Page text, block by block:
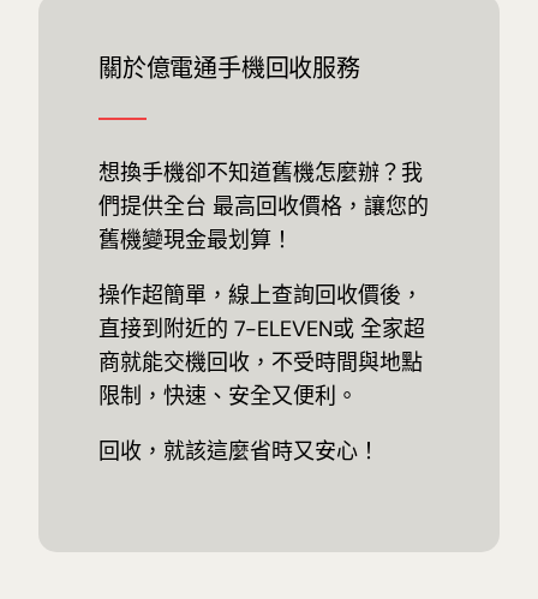
關於億電通手機回收服務
想換手機卻不知道舊機怎麼辦？我
們提供全台 最高回收價格，讓您的
舊機變現金最划算！
操作超簡單，線上查詢回收價後，
直接到附近的 7-ELEVEN或 全家超
商就能交機回收，不受時間與地點
限制，快速、安全又便利。
回收，就該這麼省時又安心！